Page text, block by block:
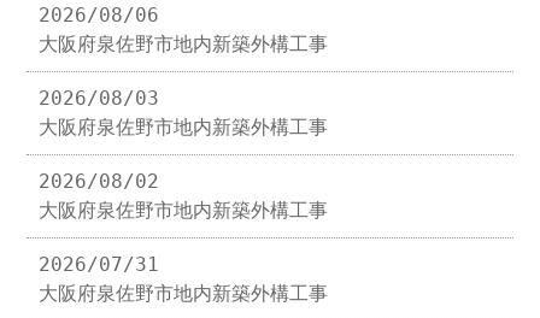
2026/08/06
大阪府泉佐野市地内新築外構工事
2026/08/03
大阪府泉佐野市地内新築外構工事
2026/08/02
大阪府泉佐野市地内新築外構工事
2026/07/31
大阪府泉佐野市地内新築外構工事